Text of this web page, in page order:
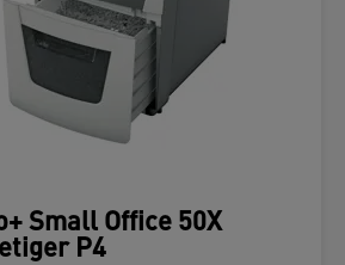
Small Office 50X
P4